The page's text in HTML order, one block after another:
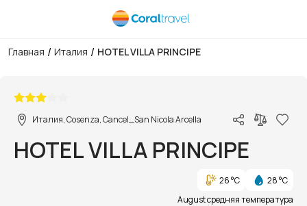
Главная / Италия / HOTEL VILLA PRINCIPE
Италия, Cosenza, Cancel_San Nicola Arcella
HOTEL VILLA PRINCIPE
26 °C
28 °C
August средняя температура